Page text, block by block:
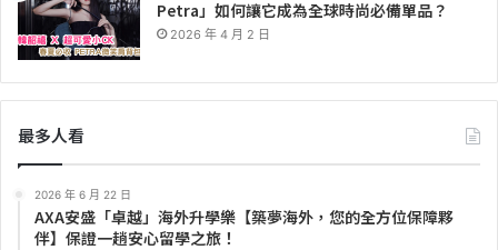
Petra」如何讓它成為全球時尚必備單品？
2026 年 4 月 2 日
最多人看
2026 年 6 月 22 日
AXA安盛「卓越」海外升學樂【築夢海外，您的全方位保障夥
伴】保證一趟安心留學之旅！